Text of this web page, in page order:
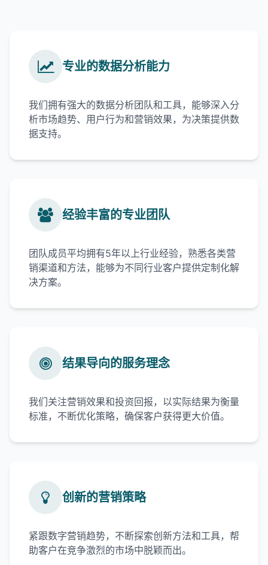
专业的数据分析能力
我们拥有强大的数据分析团队和工具，能够深入分
析市场趋势、用户行为和营销效果，为决策提供数
据支持。
经验丰富的专业团队
团队成员平均拥有5年以上行业经验，熟悉各类营
销渠道和方法，能够为不同行业客户提供定制化解
决方案。
结果导向的服务理念
我们关注营销效果和投资回报，以实际结果为衡量
标准，不断优化策略，确保客户获得更大价值。
创新的营销策略
紧跟数字营销趋势，不断探索创新方法和工具，帮
助客户在竞争激烈的市场中脱颖而出。